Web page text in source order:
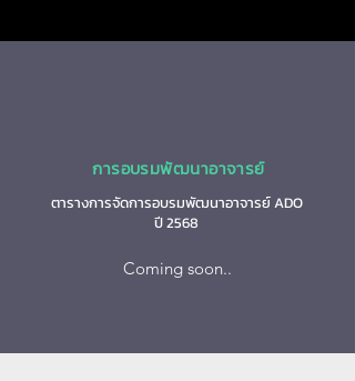
การอบรมพัฒนาอาจารย์
ตารางการจัดการอบรมพัฒนาอาจารย์ ADO
ปี 2568
Coming soon..